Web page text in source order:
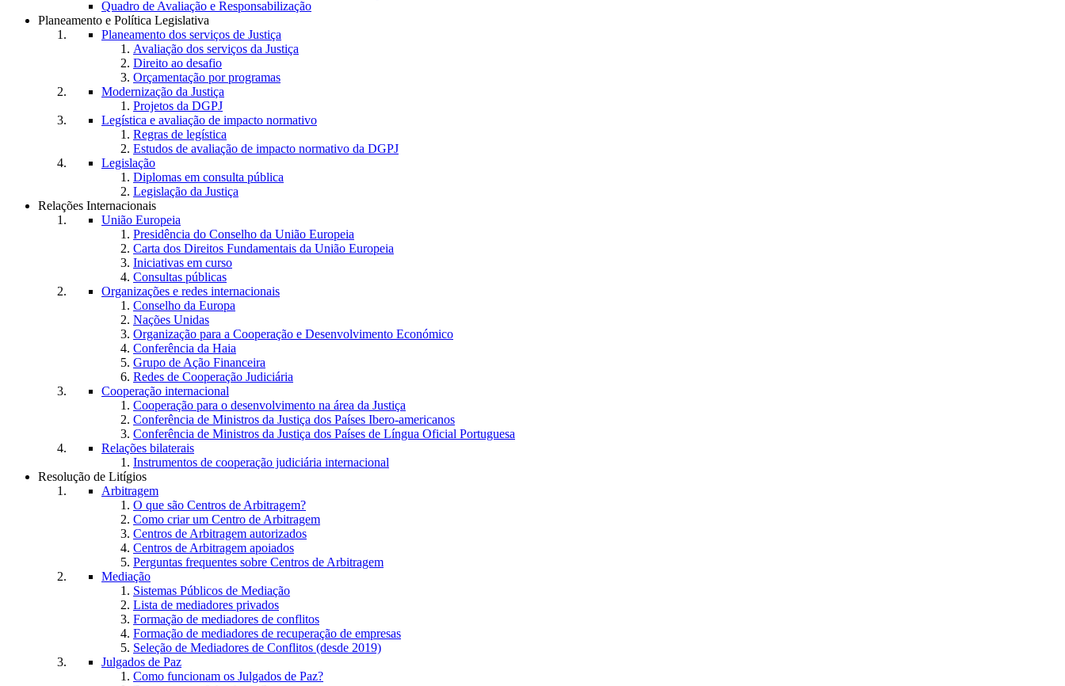
Quadro de Avaliação e Responsabilização
Planeamento e Política Legislativa
Planeamento dos serviços de Justiça
Avaliação dos serviços da Justiça
Direito ao desafio
Orçamentação por programas
Modernização da Justiça
Projetos da DGPJ
Legística e avaliação de impacto normativo
Regras de legística
Estudos de avaliação de impacto normativo da DGPJ
Legislação
Diplomas em consulta pública
Legislação da Justiça
Relações Internacionais
União Europeia
Presidência do Conselho da União Europeia
Carta dos Direitos Fundamentais da União Europeia
Iniciativas em curso
Consultas públicas
Organizações e redes internacionais
Conselho da Europa
Nações Unidas
Organização para a Cooperação e Desenvolvimento Económico
Conferência da Haia
Grupo de Ação Financeira
Redes de Cooperação Judiciária
Cooperação internacional
Cooperação para o desenvolvimento na área da Justiça
Conferência de Ministros da Justiça dos Países Ibero-americanos
Conferência de Ministros da Justiça dos Países de Língua Oficial Portuguesa
Relações bilaterais
Instrumentos de cooperação judiciária internacional
Resolução de Litígios
Arbitragem
O que são Centros de Arbitragem?
Como criar um Centro de Arbitragem
Centros de Arbitragem autorizados
Centros de Arbitragem apoiados
Perguntas frequentes sobre Centros de Arbitragem
Mediação
Sistemas Públicos de Mediação
Lista de mediadores privados
Formação de mediadores de conflitos
Formação de mediadores de recuperação de empresas
Seleção de Mediadores de Conflitos (desde 2019)
Julgados de Paz
Como funcionam os Julgados de Paz?